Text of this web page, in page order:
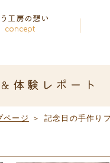
工房の想い
concept
体験レポート
ページ ＞ 記念日の手作り